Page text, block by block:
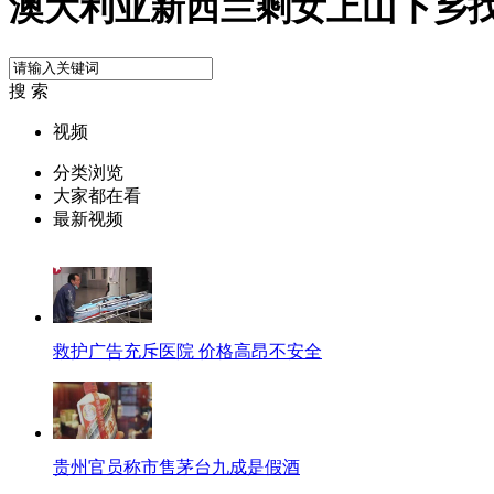
澳大利亚新西兰剩女上山下乡
搜 索
视频
分类浏览
大家都在看
最新视频
救护广告充斥医院 价格高昂不安全
贵州官员称市售茅台九成是假酒